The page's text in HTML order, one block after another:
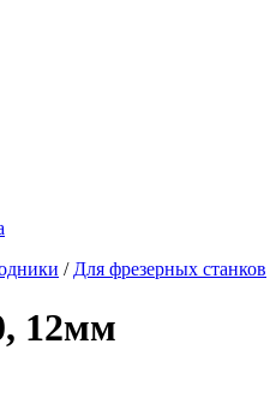
/ Для фрезерных станков
12мм